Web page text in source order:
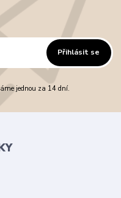
Přihlásit se
jednou za 14 dní.